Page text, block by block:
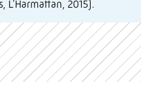
L’Harmattan, 2015).